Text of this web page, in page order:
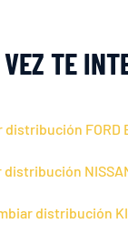
TE
distribución FORD
distribución
distribución